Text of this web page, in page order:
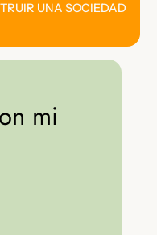
UNA SOCIEDAD
mi